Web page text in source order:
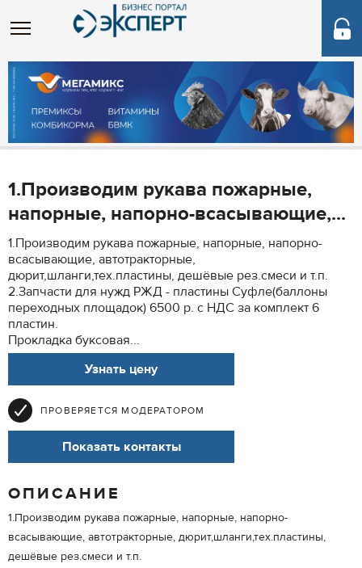
1.Производим рукава пожарные,
напорные, напорно-всасывающие,...
1.Производим рукава пожарные, напорные, напорно-
всасывающие, автотракторные,
дюрит,шланги,тех.пластины, дешёвые рез.смеси и т.п.
2.Запчасти для нужд РЖД - пластины Суфле(баллоны
переходных площадок) 6500 р. с НДС за комплект 6
пластин.
Прокладка буксовая...
Узнать цену
ПРОВЕРЯЕТСЯ МОДЕРАТОРОМ
Показать контакты
ОПИСАНИЕ
1.Производим рукава пожарные, напорные, напорно-
всасывающие, автотракторные, дюрит,шланги,тех.пластины,
дешёвые рез.смеси и т.п.